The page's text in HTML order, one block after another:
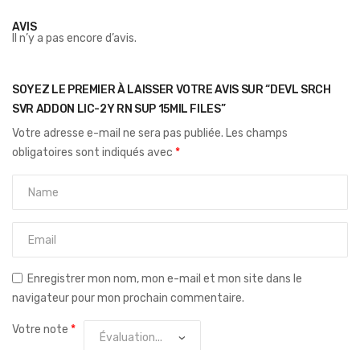
AVIS
Il n’y a pas encore d’avis.
SOYEZ LE PREMIER À LAISSER VOTRE AVIS SUR “DEVL SRCH
SVR ADDON LIC-2Y RN SUP 15MIL FILES”
Votre adresse e-mail ne sera pas publiée. Les champs
obligatoires sont indiqués avec *
Enregistrer mon nom, mon e-mail et mon site dans le
navigateur pour mon prochain commentaire.
Votre note *